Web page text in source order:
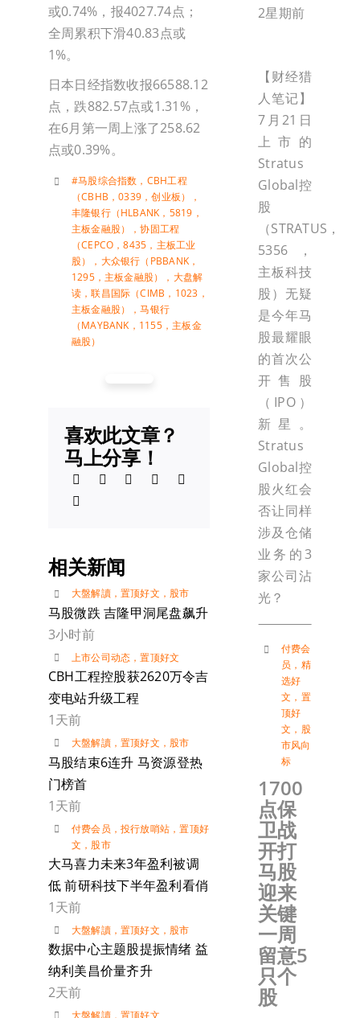
或0.74%，报4027.74点；
全周累积下滑40.83点或
1%。
日本日经指数收报66588.12
点，跌882.57点或1.31%，
在6月第一周上涨了258.62
点或0.39%。
#马股综合指数 ， CBH工程
（CBHB，0339，创业板）
，
丰隆银行（HLBANK，5819，
主板金融股）
，协固工程
（CEPCO，8435，主板工业
股）
， 大众银行（PBBANK，
1295，主板金融股）
， 大盘解
读 ，联昌国际（CIMB，1023，
主板金融股）
，马银行
（MAYBANK，1155，主板金
融股）
喜欢此文章？
马上分享！
相关新闻
大盤解讀， 置顶好文 ，股市
马股微跌 吉隆甲洞尾盘飙升
3小时前
上市公司动态 ，置顶好文
CBH工程控股获2620万令吉
变电站升级工程
1天前
大盤解讀， 置顶好文 ， 股市
马股结束6连升 马资源登热
门榜首
1天前
付费会员 ， 投行放哨站 ，置顶好
文 ， 股市
大马喜力未来3年盈利被调
低 前研科技下半年盈利看俏
1天前
大盤解讀， 置顶好文 ， 股市
数据中心主题股提振情绪 益
纳利美昌价量齐升
2天前
大盤解讀， 置顶好文
2星期前
【财经猎
人笔记】
7月21日
上市的
Stratus
Global控
股
（STRATUS，
5356，
主板科技
股）无疑
是今年马
股最耀眼
的首次公
开售股
（IPO）
新星。
Stratus
Global控
股火红会
否让同样
涉及仓储
业务的3
家公司沾
光？
付费会
员 ， 精
选好
文 ， 置
顶好
文 ， 股
市风向
标
1700
点保
卫战
开打
马股
迎来
关键
一周
留意5
只个
股